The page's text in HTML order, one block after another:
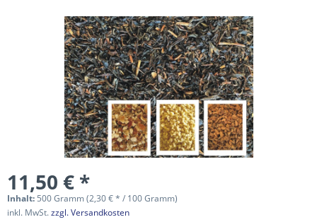
11,50 € *
Inhalt: 500 Gramm (2,30 € * / 100 Gramm)
inkl. MwSt.zzgl. Versandkosten